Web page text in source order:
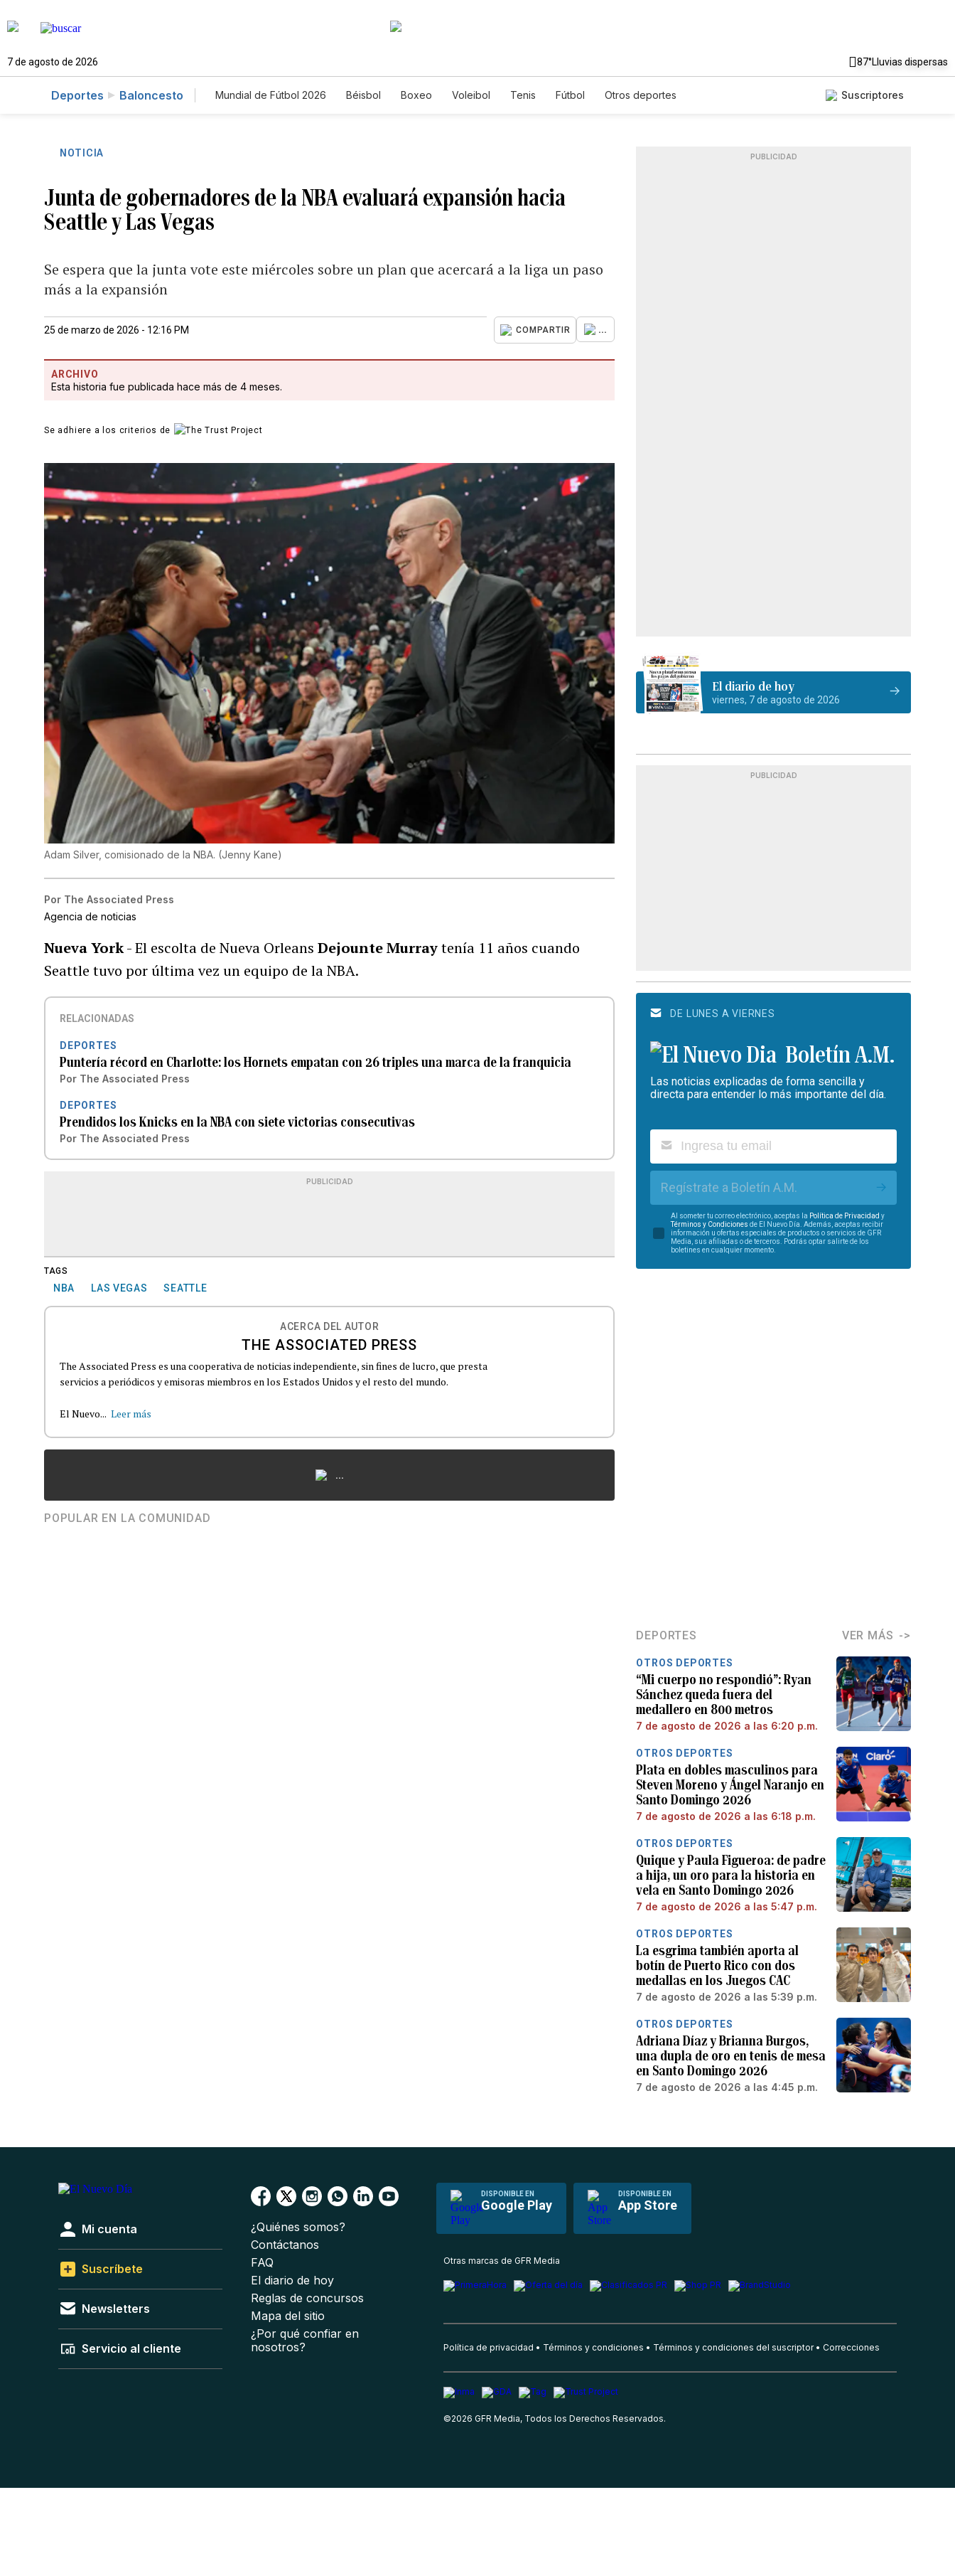
7 de agosto de 2026 87°Lluvias dispersas
Deportes Baloncesto Mundial de Fútbol 2026 Béisbol Boxeo Voleibol Tenis Fútbol Otros deportes Suscriptores
NOTICIA
Junta de gobernadores de la NBA evaluará expansión hacia
Seattle y Las Vegas
Se espera que la junta vote este miércoles sobre un plan que acercará a la liga un paso
más a la expansión
25 de marzo de 2026 - 12:16 PM COMPARTIR ...
ARCHIVO
Esta historia fue publicada hace más de 4 meses.
Se adhiere a los criterios de
Adam Silver, comisionado de la NBA. (Jenny Kane)
Por The Associated Press
Agencia de noticias
Nueva York- El escolta de Nueva OrleansDejounte Murraytenía 11 años cuando
Seattle tuvo por última vez un equipo de la NBA.
RELACIONADAS
DEPORTES
Puntería récord en Charlotte: los Hornets empatan con 26 triples una marca de la franquicia
Por The Associated Press
DEPORTES
Prendidos los Knicks en la NBA con siete victorias consecutivas
Por The Associated Press
PUBLICIDAD
TAGS
NBA LAS VEGAS SEATTLE
ACERCA DEL AUTOR
THE ASSOCIATED PRESS
The Associated Press es una cooperativa de noticias independiente, sin fines de lucro, que presta
servicios a periódicos y emisoras miembros en los Estados Unidos y el resto del mundo.
El Nuevo... Leer más
...
POPULAR EN LA COMUNIDAD
PUBLICIDAD
El diario de hoy
viernes, 7 de agosto de 2026
PUBLICIDAD
DE LUNES A VIERNES
Boletín A.M.
Las noticias explicadas de forma sencilla y
directa para entender lo más importante del día.
Regístrate a Boletín A.M.
Al someter tu correo electrónico, aceptas la Política de Privacidad y
Términos y Condiciones de El Nuevo Día. Además, aceptas recibir
información u ofertas especiales de productos o servicios de GFR
Media, sus afiliadas o de terceros. Podrás optar salirte de los
boletines en cualquier momento.
DEPORTES VER MÁS
OTROS DEPORTES
“Mi cuerpo no respondió”: Ryan
Sánchez queda fuera del
medallero en 800 metros
7 de agosto de 2026 a las 6:20 p.m.
OTROS DEPORTES
Plata en dobles masculinos para
Steven Moreno y Ángel Naranjo en
Santo Domingo 2026
7 de agosto de 2026 a las 6:18 p.m.
OTROS DEPORTES
Quique y Paula Figueroa: de padre
a hija, un oro para la historia en
vela en Santo Domingo 2026
7 de agosto de 2026 a las 5:47 p.m.
OTROS DEPORTES
La esgrima también aporta al
botín de Puerto Rico con dos
medallas en los Juegos CAC
7 de agosto de 2026 a las 5:39 p.m.
OTROS DEPORTES
Adriana Díaz y Brianna Burgos,
una dupla de oro en tenis de mesa
en Santo Domingo 2026
7 de agosto de 2026 a las 4:45 p.m.
DISPONIBLE EN
Google Play
DISPONIBLE EN
App Store
Mi cuenta
Suscríbete
Newsletters
Servicio al cliente
¿Quiénes somos?
Contáctanos
FAQ
El diario de hoy
Reglas de concursos
Mapa del sitio
¿Por qué confiar en
nosotros?
Otras marcas de GFR Media
Política de privacidad Términos y condiciones Términos y condiciones del suscriptor Correcciones
©2026 GFR Media, Todos los Derechos Reservados.